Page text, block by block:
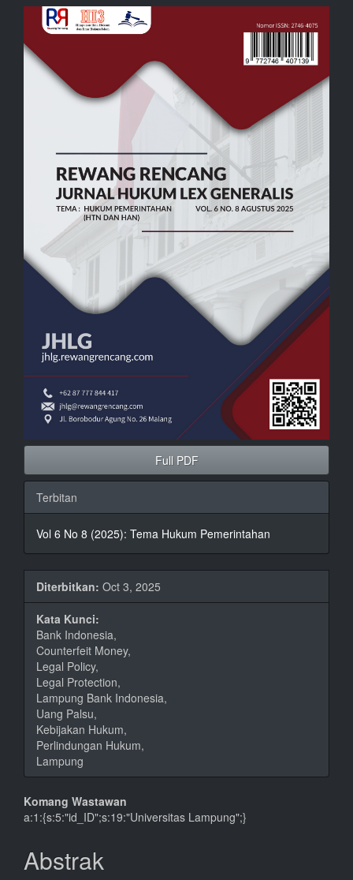
Bilah
Samping
Artikel
Full PDF
Terbitan
Vol 6 No 8 (2025): Tema Hukum Pemerintahan
Diterbitkan: Oct 3, 2025
Kata Kunci:
Bank Indonesia,
Counterfeit Money,
Legal Policy,
Legal Protection,
Lampung Bank Indonesia,
Uang Palsu,
Kebijakan Hukum,
Perlindungan Hukum,
Lampung
Isi
Artikel
Utama
Komang Wastawan
a:1:{s:5:"id_ID";s:19:"Universitas Lampung";}
Abstrak